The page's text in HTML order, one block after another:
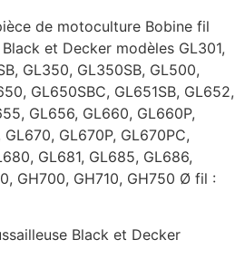
de motoculture Bobine fil
et Decker modèles GL301,
GL350, GL350SB, GL500,
GL650SBC, GL651SB, GL652,
GL656, GL660, GL660P,
GL670P, GL670PC,
GL681, GL685, GL686,
GH700, GH710, GH750 Ø fil :
Black et Decker